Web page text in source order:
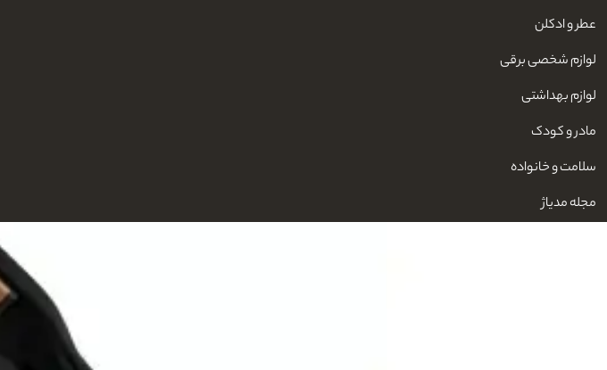
عطر و ادکلن
لوازم شخصی برقی
لوازم بهداشتی
مادر و کودک
سلامت و خانواده
مجله مدیاژ